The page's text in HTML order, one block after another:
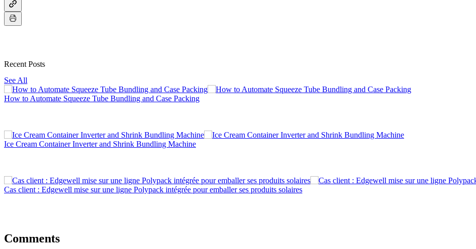
Recent Posts
See All
How to Automate Squeeze Tube Bundling and Case Packing
Ice Cream Container Inverter and Shrink Bundling Machine
Cas client : Edgewell mise sur une ligne Polypack intégrée pour emballer ses produits solaires
Comments